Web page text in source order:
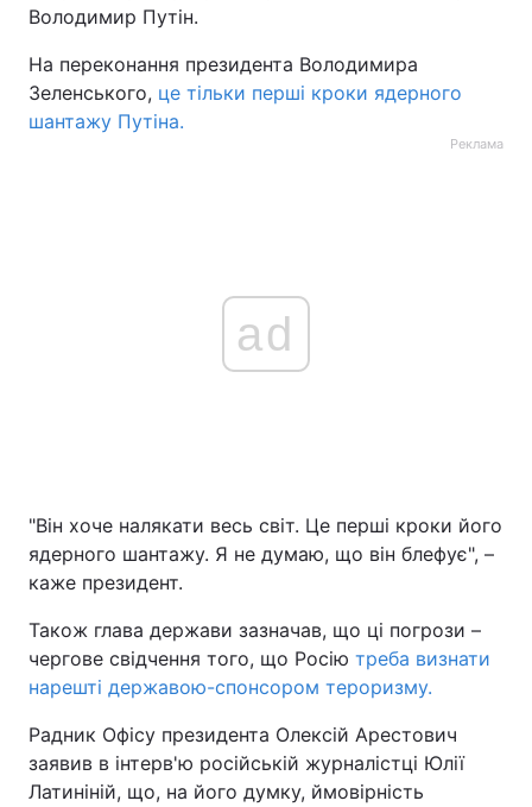
Володимир Путін.
На переконання президента Володимира
Зеленського, це тільки перші кроки ядерного
шантажу Путіна.
Реклама
ad
"Він хоче налякати весь світ. Це перші кроки його
ядерного шантажу. Я не думаю, що він блефує", –
каже президент.
Також глава держави зазначав, що ці погрози –
чергове свідчення того, що Росію треба визнати
нарешті державою-спонсором тероризму.
Радник Офісу президента Олексій Арестович
заявив в інтерв'ю російській журналістці Юлії
Латиніній, що, на його думку, ймовірність